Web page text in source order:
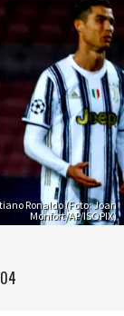
Ronaldo (Foto: Joan
Monfort/AP/ISOPIX)